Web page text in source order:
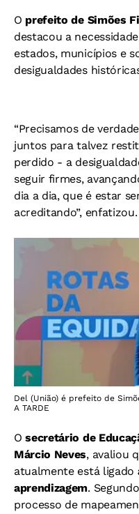
O prefeito de Simões
destacou a
estados, municípios e
desigualdades
“Precisamos de
juntos para talvez
perdido - a
seguir firmes,
dia a dia, que é estar
acreditando”, enfatizou.
Del (União) é prefeito de
A TARDE
Osecretário de
Márcio Neves, avaliou
atualmente está ligado
aprendizagem.
processo de